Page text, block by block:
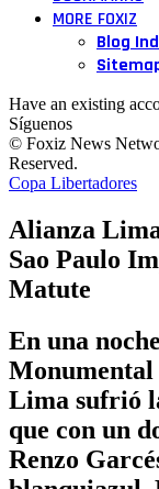
MORE FOXIZ
Blog
Have an existing
Síguenos
© Foxiz News
Reserved.
Copa Libertadores
Alianza
Sao Paulo
Matute
En una
Lima sufrió
que con un
Renzo